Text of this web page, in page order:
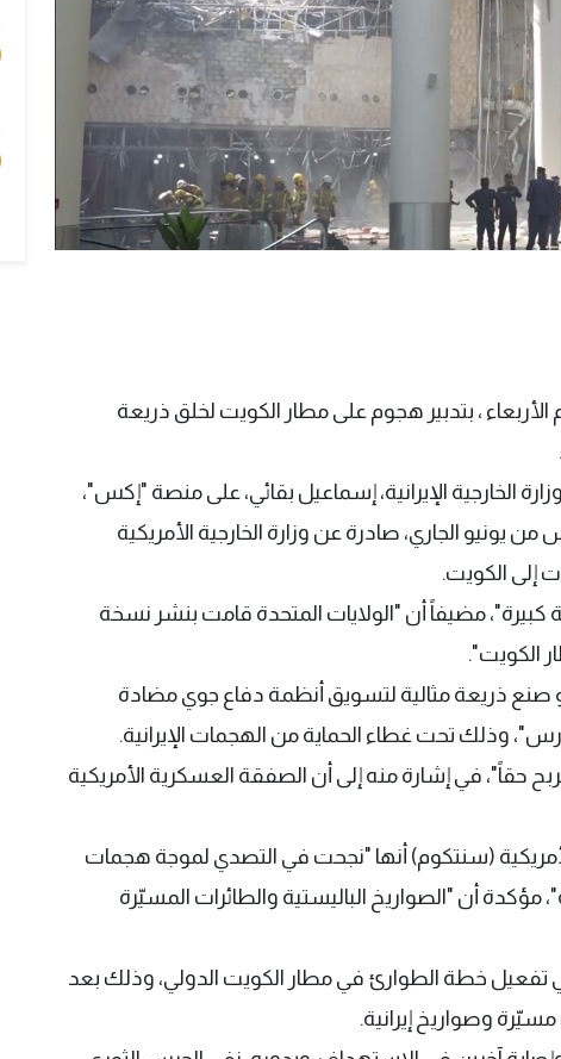
الأربعاء ، بتدبير هجوم على مطار الكويت لخلق ذريعة
الخارجية الإيرانية، إسماعيل بقائي، على منصة "إكس"،
يونيو الجاري، صادرة عن وزارة الخارجية الأمريكية
إلى الكويت.
مضيفاً أن "الولايات المتحدة قامت بنشر نسخة
الكويت".
ذريعة مثالية لتسويق أنظمة دفاع جوي مضادة
وذلك تحت غطاء الحماية من الهجمات الإيرانية.
حقاً"، في إشارة منه إلى أن الصفقة العسكرية الأمريكية
الأمريكية (سنتكوم) أنها "نجحت في التصدي لموجة هجمات
أن "الصواريخ الباليستية والطائرات المسيّرة
تفعيل خطة الطوارئ في مطار الكويت الدولي، وذلك بعد